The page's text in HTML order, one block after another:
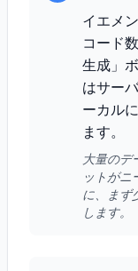
イエメ
コード
生成」
はサー
ーカル
ます。
大量のデ
ットが
に、まず
します。